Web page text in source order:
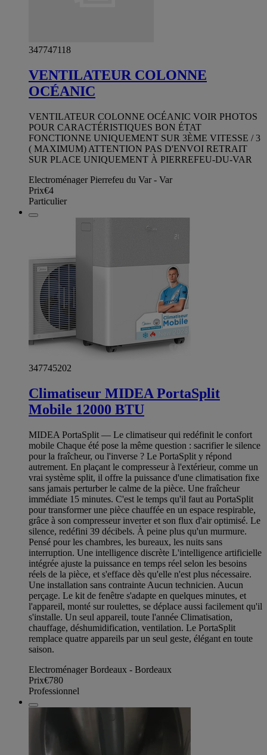
347747118
VENTILATEUR COLONNE
OCÉANIC
VENTILATEUR COLONNE OCÉANIC VOIR PHOTOS
POUR CARACTÉRISTIQUES BON ÉTAT
FONCTIONNE UNIQUEMENT SUR 3ÈME VITESSE / 3
( MAXIMUM) ATTENTION PAS D'ENVOI RETRAIT
SUR PLACE UNIQUEMENT À PIERREFEU-DU-VAR
Electroménager Pierrefeu du Var - Var
Prix€4
Particulier
347745202
Climatiseur MIDEA PortaSplit
Mobile 12000 BTU
MIDEA PortaSplit — Le climatiseur qui redéfinit le confort
mobile Chaque été pose la même question : sacrifier le silence
pour la fraîcheur, ou l'inverse ? Le PortaSplit y répond
autrement. En plaçant le compresseur à l'extérieur, comme un
vrai système split, il offre la puissance d'une climatisation fixe
sans jamais perturber le calme de la pièce. Une fraîcheur
immédiate 15 minutes. C'est le temps qu'il faut au PortaSplit
pour transformer une pièce chauffée en un espace respirable,
grâce à son compresseur inverter et son flux d'air optimisé. Le
silence, redéfini 39 décibels. À peine plus qu'un murmure.
Pensé pour les chambres, les bureaux, les nuits sans
interruption. Une intelligence discrète L'intelligence artificielle
intégrée ajuste la puissance en temps réel selon les besoins
réels de la pièce, et s'efface dès qu'elle n'est plus nécessaire.
Une installation sans contrainte Aucun technicien. Aucun
perçage. Le kit de fenêtre s'adapte en quelques minutes, et
l'appareil, monté sur roulettes, se déplace aussi facilement qu'il
s'installe. Un seul appareil, toute l'année Climatisation,
chauffage, déshumidification, ventilation. Le PortaSplit
remplace quatre appareils par un seul geste, élégant en toute
saison.
Electroménager Bordeaux - Bordeaux
Prix€780
Professionnel